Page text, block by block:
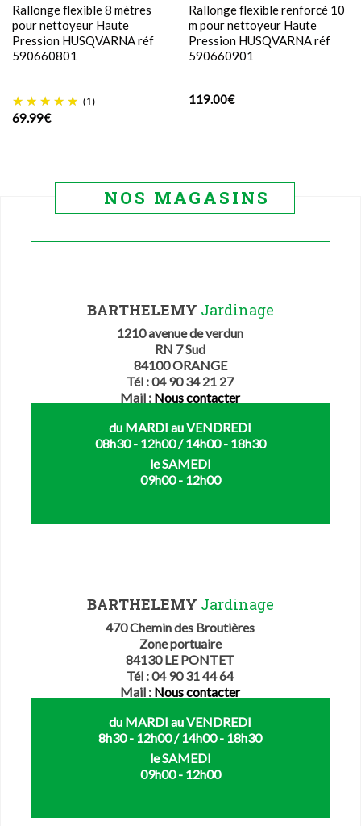
Rallonge flexible 8 mètres
pour nettoyeur Haute
Pression HUSQVARNA réf
590660801
(1)
69.99€
Rallonge flexible renforcé 10
m pour nettoyeur Haute
Pression HUSQVARNA réf
590660901
119.00€
NOS MAGASINS
BARTHELEMY Jardinage
1210 avenue de verdun
RN 7 Sud
84100 ORANGE
Tél : 04 90 34 21 27
Mail : Nous contacter
du MARDI au VENDREDI
08h30 - 12h00 / 14h00 - 18h30
le SAMEDI
09h00 - 12h00
BARTHELEMY Jardinage
470 Chemin des Broutières
Zone portuaire
84130 LE PONTET
Tél : 04 90 31 44 64
Mail : Nous contacter
du MARDI au VENDREDI
8h30 - 12h00 / 14h00 - 18h30
le SAMEDI
09h00 - 12h00